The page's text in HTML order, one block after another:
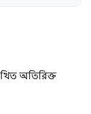
অতিরিক্ত